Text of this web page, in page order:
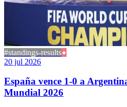
#standings-results
20 jul 2026
España vence 1-0 a
Mundial 2026